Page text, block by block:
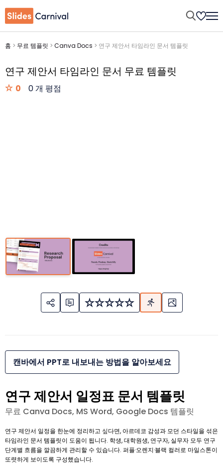
홈 > 무료 템플릿 > Canva Docs > 연구 제안서 타임라인 문서 템플릿
연구 제안서 타임라인 문서 무료 템플릿
0 0 개 평점
캔바에서 PPT로 내보내는 방법을 알아보세요
연구 제안서 일정표 문서 템플릿
무료 Canva Docs, MS Word, Google Docs 템플릿
연구 제안서 일정을 한눈에 정리하고 싶다면, 아르데코 감성과 모던 스타일을 섞은
타임라인 문서 템플릿이 도움이 됩니다. 학생, 대학원생, 연구자, 실무자 모두 연구
단계별 흐름을 깔끔하게 관리할 수 있습니다. 퍼플·오렌지·블랙 컬러로 마일스톤이
또렷하게 보이도록 구성했습니다.